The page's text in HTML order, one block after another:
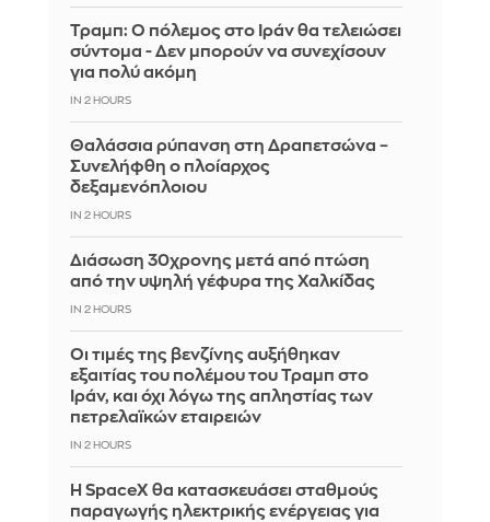
Τραμπ: Ο πόλεμος στο Ιράν θα τελειώσει
σύντομα - Δεν μπορούν να συνεχίσουν
για πολύ ακόμη
IN 2 HOURS
Θαλάσσια ρύπανση στη Δραπετσώνα –
Συνελήφθη ο πλοίαρχος
δεξαμενόπλοιου
IN 2 HOURS
Διάσωση 30χρονης μετά από πτώση
από την υψηλή γέφυρα της Χαλκίδας
IN 2 HOURS
Οι τιμές της βενζίνης αυξήθηκαν
εξαιτίας του πολέμου του Τραμπ στο
Ιράν, και όχι λόγω της απληστίας των
πετρελαϊκών εταιρειών
IN 2 HOURS
Η SpaceX θα κατασκευάσει σταθμούς
παραγωγής ηλεκτρικής ενέργειας για